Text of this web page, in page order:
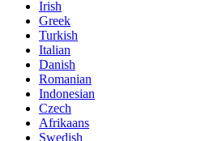
Irish
Greek
Turkish
Italian
Danish
Romanian
Indonesian
Czech
Afrikaans
Swedish